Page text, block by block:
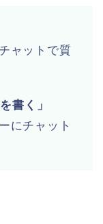
ャットで質
書く」
にチャット